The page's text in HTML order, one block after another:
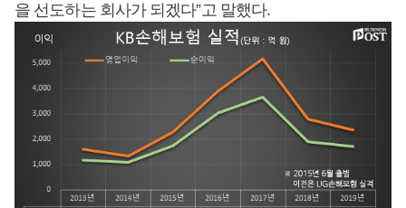
을 선도하는 회사가 되겠다”고 말했다.